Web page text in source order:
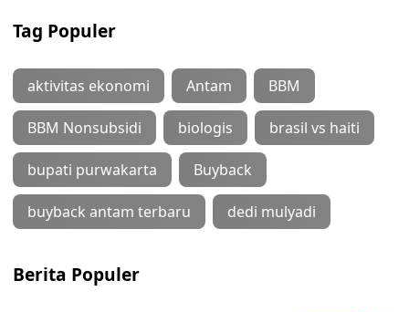
Tag Populer
aktivitas ekonomi Antam BBM
BBM Nonsubsidi biologis brasil vs haiti
bupati purwakarta Buyback
buyback antam terbaru dedi mulyadi
Berita Populer